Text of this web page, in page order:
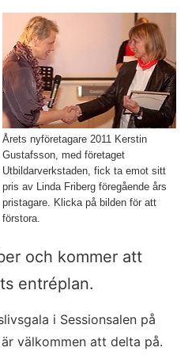
Årets nyföretagare 2011 Kerstin
Gustafsson, med företaget
Utbildarverkstaden, fick ta emot sitt
pris av Linda Friberg föregående års
pristagare. Klicka på bilden för att
förstora.
och kommer att
entréplan.
i Sessionsalen på
välkommen att delta på.